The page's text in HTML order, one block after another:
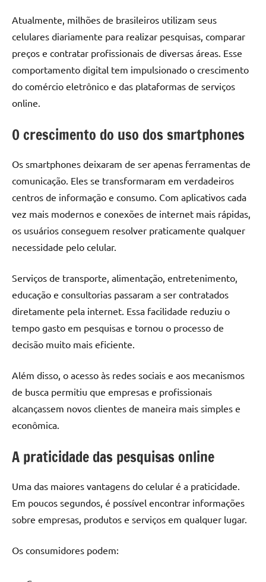
Atualmente, milhões de brasileiros utilizam seus
celulares diariamente para realizar pesquisas, comparar
preços e contratar profissionais de diversas áreas. Esse
comportamento digital tem impulsionado o crescimento
do comércio eletrônico e das plataformas de serviços
online.
O crescimento do uso dos smartphones
Os smartphones deixaram de ser apenas ferramentas de
comunicação. Eles se transformaram em verdadeiros
centros de informação e consumo. Com aplicativos cada
vez mais modernos e conexões de internet mais rápidas,
os usuários conseguem resolver praticamente qualquer
necessidade pelo celular.
Serviços de transporte, alimentação, entretenimento,
educação e consultorias passaram a ser contratados
diretamente pela internet. Essa facilidade reduziu o
tempo gasto em pesquisas e tornou o processo de
decisão muito mais eficiente.
Além disso, o acesso às redes sociais e aos mecanismos
de busca permitiu que empresas e profissionais
alcançassem novos clientes de maneira mais simples e
econômica.
A praticidade das pesquisas online
Uma das maiores vantagens do celular é a praticidade.
Em poucos segundos, é possível encontrar informações
sobre empresas, produtos e serviços em qualquer lugar.
Os consumidores podem: